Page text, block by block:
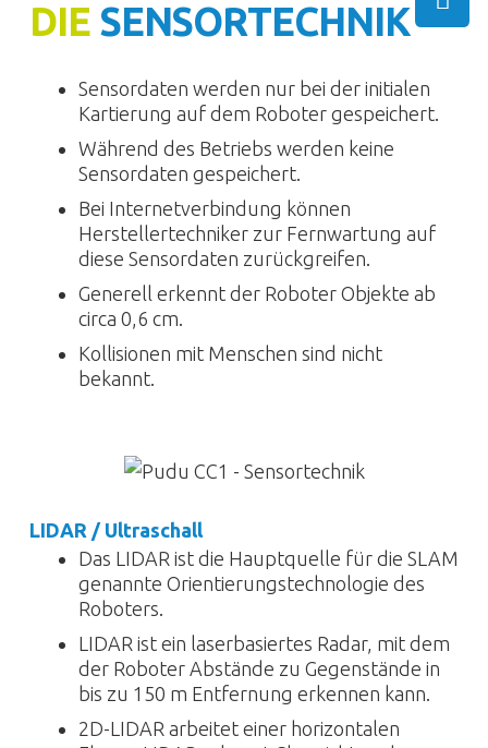
DIE SENSORTECHNIK
Sensordaten werden nur bei der initialen
Kartierung auf dem Roboter gespeichert.
Während des Betriebs werden keine
Sensordaten gespeichert.
Bei Internetverbindung können
Herstellertechniker zur Fernwartung auf
diese Sensordaten zurückgreifen.
Generell erkennt der Roboter Objekte ab
circa 0,6 cm.
Kollisionen mit Menschen sind nicht
bekannt.
LIDAR / Ultraschall
Das LIDAR ist die Hauptquelle für die SLAM
genannte Orientierungstechnologie des
Roboters.
LIDAR ist ein laserbasiertes Radar, mit dem
der Roboter Abstände zu Gegenstände in
bis zu 150 m Entfernung erkennen kann.
2D-LIDAR arbeitet einer horizontalen